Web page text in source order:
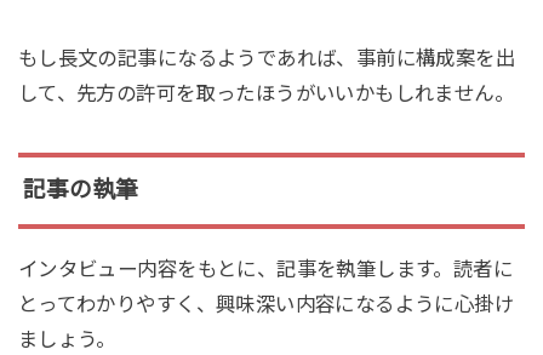
もし長文の記事になるようであれば、事前に構成案を出
して、先方の許可を取ったほうがいいかもしれません。
記事の執筆
インタビュー内容をもとに、記事を執筆します。読者に
とってわかりやすく、興味深い内容になるように心掛け
ましょう。